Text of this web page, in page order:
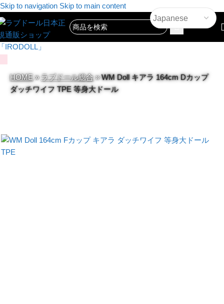
Skip to navigation Skip to main content
0アイテム
HOME»ラブドール総合»WM Doll キアラ 164cm Dカップ
ダッチワイフ TPE 等身大ドール